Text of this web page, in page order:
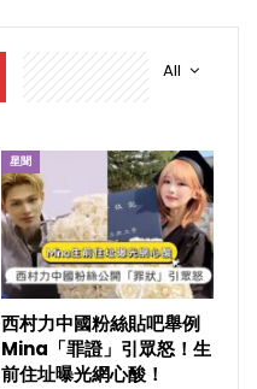
All
星聞
西村力中國粉絲貼吧舉例
Mina「罪證」引眾怒！生
前住址曝光網心酸！